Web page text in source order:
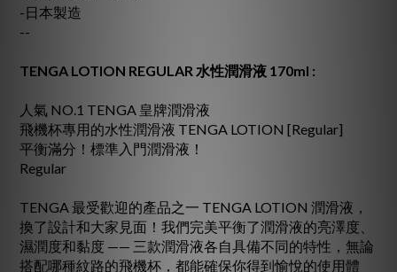
-日本製造
--
TENGA LOTION REGULAR 水性潤滑液 170ml :
人氣 NO.1 TENGA 皇牌潤滑液
飛機杯專用的水性潤滑液 TENGA LOTION [Regular]
平衡滿分！標準入門潤滑液！
Regular
TENGA 最受歡迎的產品之一 TENGA LOTION 潤滑液，
換了設計和大家見面！我們完美平衡了潤滑液的亮澤度、
濕潤度和黏度 —— 三款潤滑液各自具備不同的特性，無論
搭配哪種紋路的飛機杯，都能確保你得到愉悅的使用體